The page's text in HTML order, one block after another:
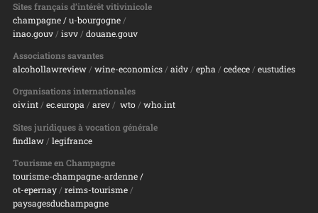
Sites français d’intérêt vitivinicole
champagne/ u-bourgogne/
inao.gouv/ isvv/ douane.gouv
Associations savantes
alcohollawreview/ wine-economics/ aidv/ epha/ cedece/ eustudies
Organisations internationales
oiv.int/ ec.europa/ arev/ wto/ who.int
Sites juridiques à vocation générale
findlaw/ legifrance
Tourisme en Champagne
tourisme-champagne-ardenne /
ot-epernay/ reims-tourisme/
paysagesduchampagne